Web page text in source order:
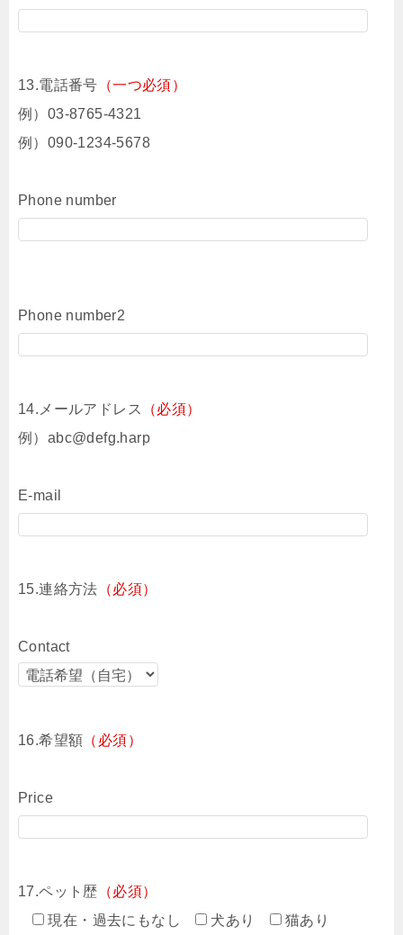
13.電話番号 （一つ必須）
例）03-8765-4321
例）090-1234-5678
Phone number
Phone number2
14.メールアドレス
（必須）
例）abc@defg.harp
E-mail
15.連絡方法 （必須）
Contact
16.希望額 （必須）
Price
17.ペット歴 （必須）
現在・過去にもなし
犬あり
猫あり